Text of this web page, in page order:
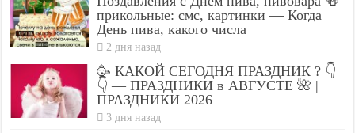
прикольные: смс, картинки — Когда
День пива, какого числа
2 дня назад
🥳 КАКОЙ СЕГОДНЯ ПРАЗДНИК ? 👇
👇 — ПРАЗДНИКИ в АВГУСТЕ 🌺 |
ПРАЗДНИКИ 2026
3 дня назад